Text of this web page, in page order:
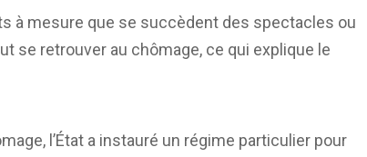
à mesure que se succèdent des spectacles ou
se retrouver au chômage, ce qui explique le
l’État a instauré un régime particulier pour